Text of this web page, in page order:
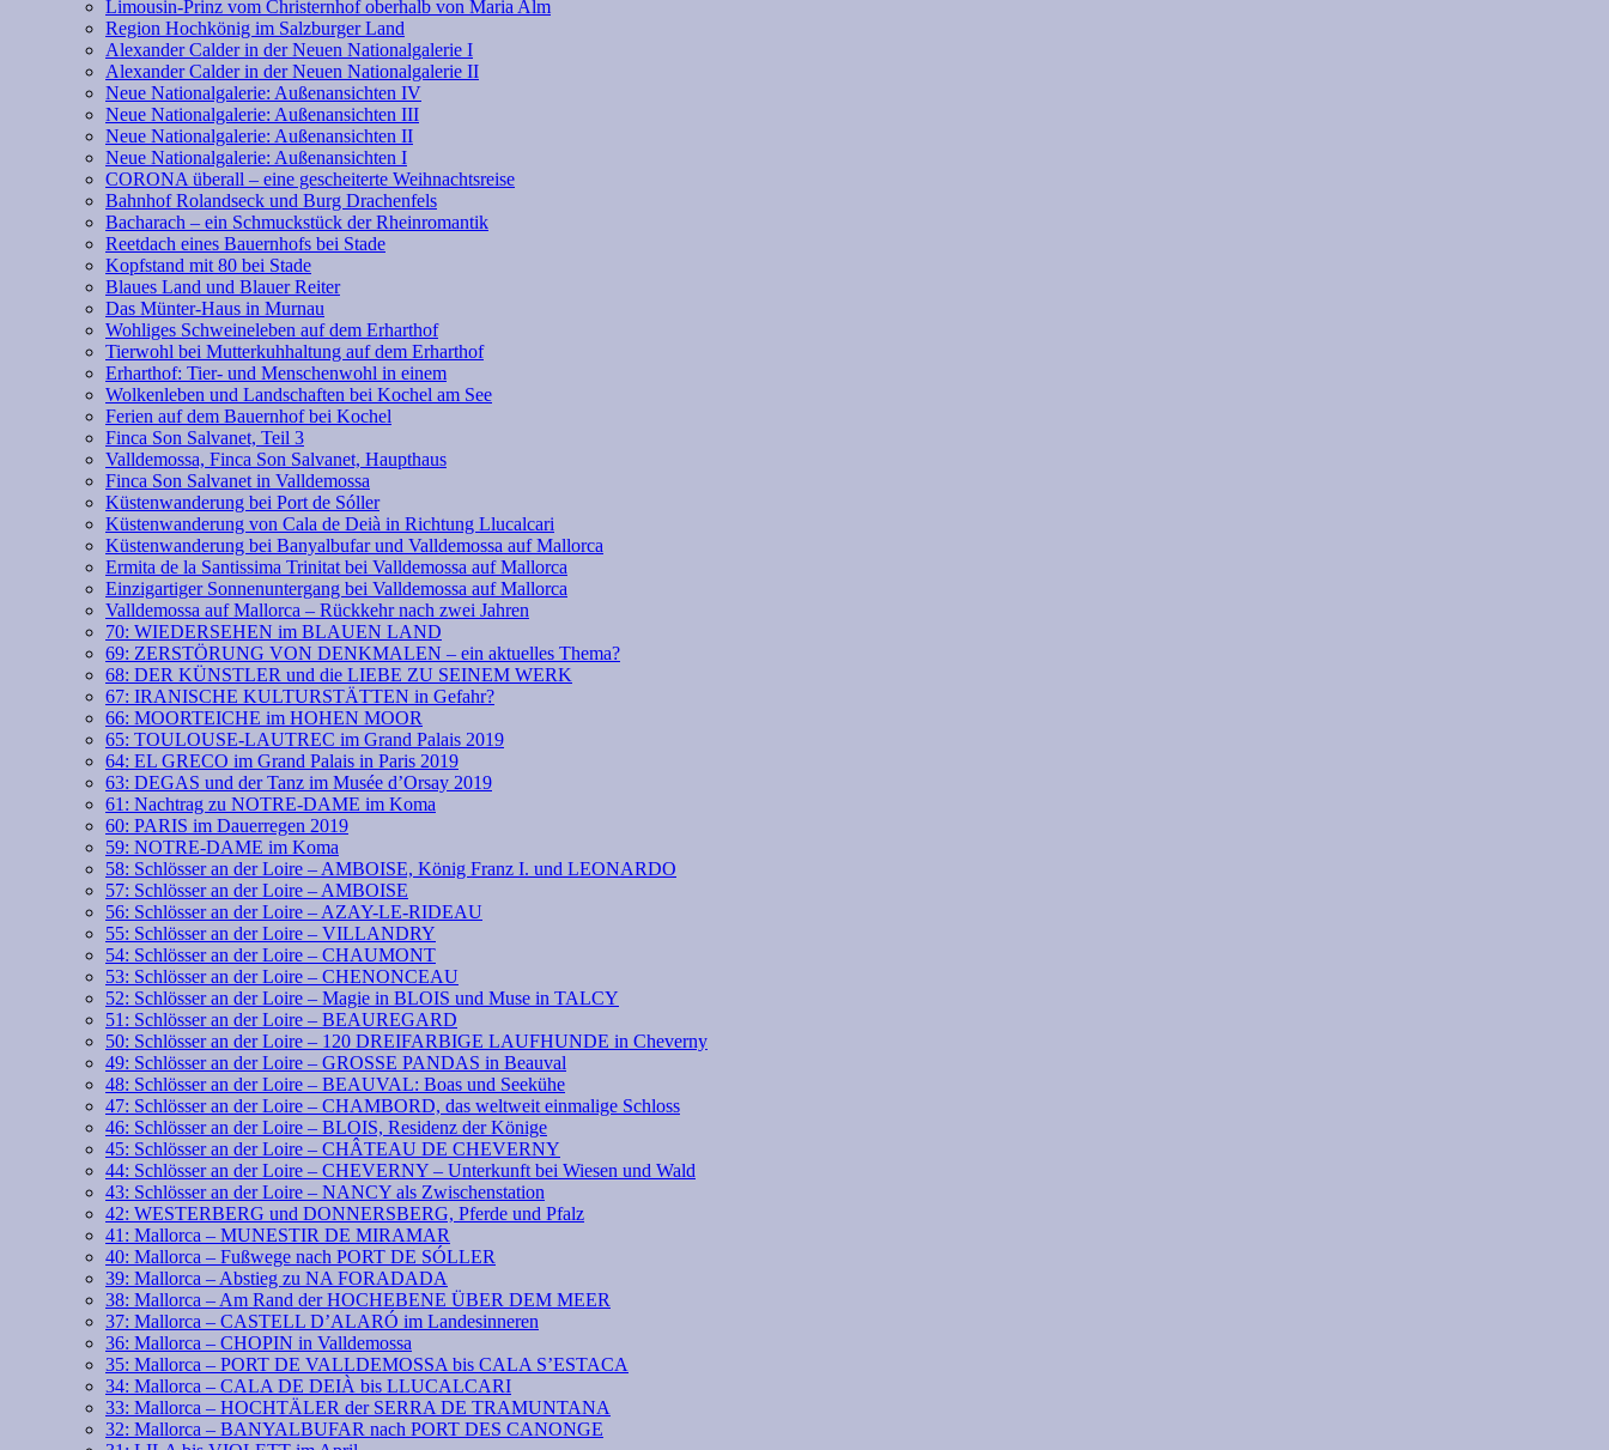
Limousin-Prinz vom Christernhof oberhalb von Maria Alm
Region Hochkönig im Salzburger Land
Alexander Calder in der Neuen Nationalgalerie I
Alexander Calder in der Neuen Nationalgalerie II
Neue Nationalgalerie: Außenansichten IV
Neue Nationalgalerie: Außenansichten III
Neue Nationalgalerie: Außenansichten II
Neue Nationalgalerie: Außenansichten I
CORONA überall – eine gescheiterte Weihnachtsreise
Bahnhof Rolandseck und Burg Drachenfels
Bacharach – ein Schmuckstück der Rheinromantik
Reetdach eines Bauernhofs bei Stade
Kopfstand mit 80 bei Stade
Blaues Land und Blauer Reiter
Das Münter-Haus in Murnau
Wohliges Schweineleben auf dem Erharthof
Tierwohl bei Mutterkuhhaltung auf dem Erharthof
Erharthof: Tier- und Menschenwohl in einem
Wolkenleben und Landschaften bei Kochel am See
Ferien auf dem Bauernhof bei Kochel
Finca Son Salvanet, Teil 3
Valldemossa, Finca Son Salvanet, Haupthaus
Finca Son Salvanet in Valldemossa
Küstenwanderung bei Port de Sóller
Küstenwanderung von Cala de Deià in Richtung Llucalcari
Küstenwanderung bei Banyalbufar und Valldemossa auf Mallorca
Ermita de la Santissima Trinitat bei Valldemossa auf Mallorca
Einzigartiger Sonnenuntergang bei Valldemossa auf Mallorca
Valldemossa auf Mallorca – Rückkehr nach zwei Jahren
70: WIEDERSEHEN im BLAUEN LAND
69: ZERSTÖRUNG VON DENKMALEN – ein aktuelles Thema?
68: DER KÜNSTLER und die LIEBE ZU SEINEM WERK
67: IRANISCHE KULTURSTÄTTEN in Gefahr?
66: MOORTEICHE im HOHEN MOOR
65: TOULOUSE-LAUTREC im Grand Palais 2019
64: EL GRECO im Grand Palais in Paris 2019
63: DEGAS und der Tanz im Musée d’Orsay 2019
61: Nachtrag zu NOTRE-DAME im Koma
60: PARIS im Dauerregen 2019
59: NOTRE-DAME im Koma
58: Schlösser an der Loire – AMBOISE, König Franz I. und LEONARDO
57: Schlösser an der Loire – AMBOISE
56: Schlösser an der Loire – AZAY-LE-RIDEAU
55: Schlösser an der Loire – VILLANDRY
54: Schlösser an der Loire – CHAUMONT
53: Schlösser an der Loire – CHENONCEAU
52: Schlösser an der Loire – Magie in BLOIS und Muse in TALCY
51: Schlösser an der Loire – BEAUREGARD
50: Schlösser an der Loire – 120 DREIFARBIGE LAUFHUNDE in Cheverny
49: Schlösser an der Loire – GROSSE PANDAS in Beauval
48: Schlösser an der Loire – BEAUVAL: Boas und Seekühe
47: Schlösser an der Loire – CHAMBORD, das weltweit einmalige Schloss
46: Schlösser an der Loire – BLOIS, Residenz der Könige
45: Schlösser an der Loire – CHÂTEAU DE CHEVERNY
44: Schlösser an der Loire – CHEVERNY – Unterkunft bei Wiesen und Wald
43: Schlösser an der Loire – NANCY als Zwischenstation
42: WESTERBERG und DONNERSBERG, Pferde und Pfalz
41: Mallorca – MUNESTIR DE MIRAMAR
40: Mallorca – Fußwege nach PORT DE SÓLLER
39: Mallorca – Abstieg zu NA FORADADA
38: Mallorca – Am Rand der HOCHEBENE ÜBER DEM MEER
37: Mallorca – CASTELL D’ALARÓ im Landesinneren
36: Mallorca – CHOPIN in Valldemossa
35: Mallorca – PORT DE VALLDEMOSSA bis CALA S’ESTACA
34: Mallorca – CALA DE DEIÀ bis LLUCALCARI
33: Mallorca – HOCHTÄLER der SERRA DE TRAMUNTANA
32: Mallorca – BANYALBUFAR nach PORT DES CANONGE